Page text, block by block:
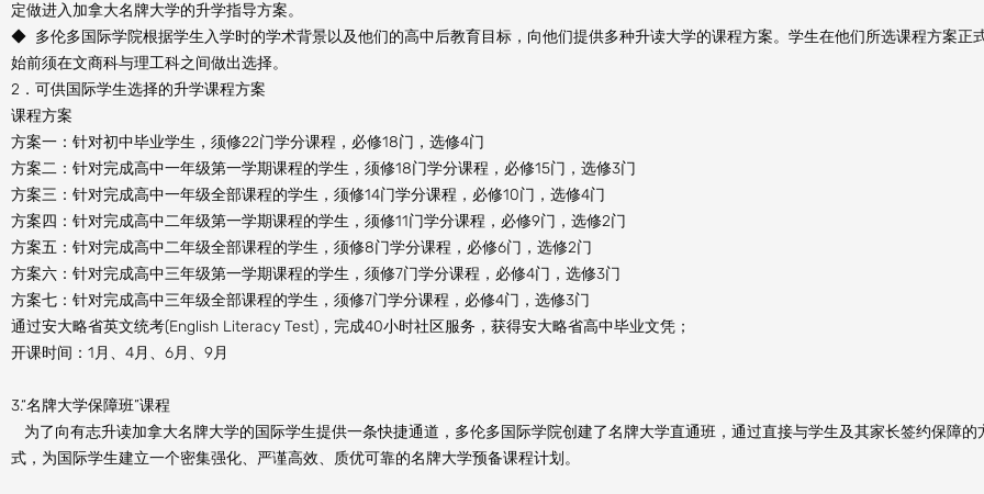
定做进入加拿大名牌大学的升学指导方案。
◆ 多伦多国际学院根据学生入学时的学术背景以及他们的高中后教育目标，向他们提供多种升读大学的课程方案。学生在他们所选课程方案正
始前须在文商科与理工科之间做出选择。
2．可供国际学生选择的升学课程方案
课程方案
方案一：针对初中毕业学生，须修22门学分课程，必修18门，选修4门
方案二：针对完成高中一年级第一学期课程的学生，须修18门学分课程，必修15门，选修3门
方案三：针对完成高中一年级全部课程的学生，须修14门学分课程，必修10门，选修4门
方案四：针对完成高中二年级第一学期课程的学生，须修11门学分课程，必修9门，选修2门
方案五：针对完成高中二年级全部课程的学生，须修8门学分课程，必修6门，选修2门
方案六：针对完成高中三年级第一学期课程的学生，须修7门学分课程，必修4门，选修3门
方案七：针对完成高中三年级全部课程的学生，须修7门学分课程，必修4门，选修3门
通过安大略省英文统考(English Literacy Test)，完成40小时社区服务，获得安大略省高中毕业文凭；
开课时间：1月、4月、6月、9月
3.“名牌大学保障班”课程
为了向有志升读加拿大名牌大学的国际学生提供一条快捷通道，多伦多国际学院创建了名牌大学直通班，通过直接与学生及其家长签约保障的
式，为国际学生建立一个密集强化、严谨高效、质优可靠的名牌大学预备课程计划。